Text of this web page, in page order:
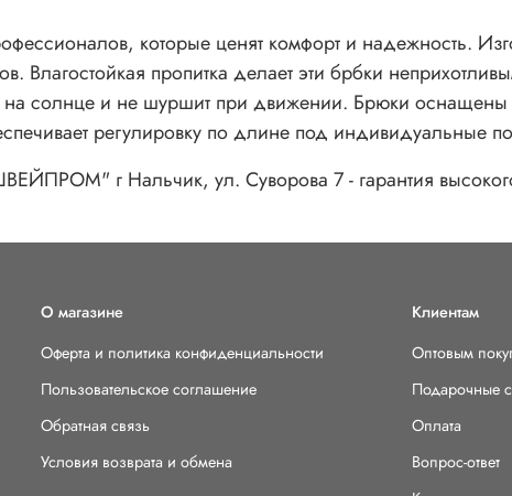
которые ценят комфорт и надежность.
Влагостойкая пропитка делает эти брбки
на солнце и не шуршит при движении. Брюки
регулировку по длине под индивидуальные
г Нальчик, ул. Суворова 7 - гарантия высокого
О магазине
Оферта и политика конфиденциальности
Пользовательское соглашение
Обратная связь
Условия возврата и обмена
Клиентам
Оптовым
Подарочные
Оплата
Вопрос-ответ